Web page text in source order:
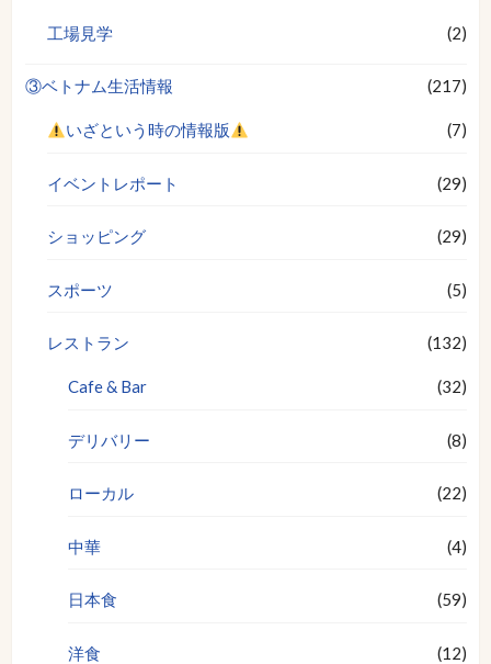
工場見学 (2)
③ベトナム生活情報 (217)
いざという時の情報版 (7)
イベントレポート (29)
ショッピング (29)
スポーツ (5)
レストラン (132)
Cafe & Bar (32)
デリバリー (8)
ローカル (22)
中華 (4)
日本食 (59)
洋食 (12)